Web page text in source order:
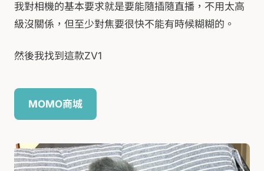
我對相機的基本要求就是要能隨插隨直播，不用太高
級沒關係，但至少對焦要很快不能有時候糊糊的。
然後我找到這款ZV1
MOMO商城